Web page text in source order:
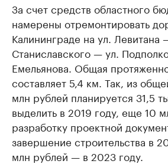
За счет средств областного
намерены отремонтировать
Калининграде на ул. Левитана
Станиславского — ул.
Емельянова. Общая
составляет 5,4 км. Так, из
млн рублей планируется 31,5
выделить в 2019 году, еще 10
разработку проектной
завершение строительства в
млн рублей — в 2023 году.